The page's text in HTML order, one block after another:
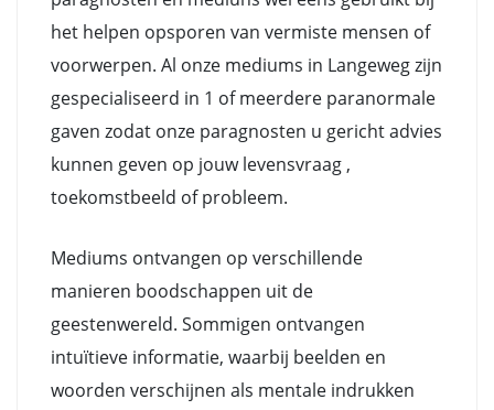
het helpen opsporen van vermiste mensen of
voorwerpen. Al onze mediums in Langeweg zijn
gespecialiseerd in 1 of meerdere paranormale
gaven zodat onze paragnosten u gericht advies
kunnen geven op jouw levensvraag ,
toekomstbeeld of probleem.
Mediums ontvangen op verschillende
manieren boodschappen uit de
geestenwereld. Sommigen ontvangen
intuïtieve informatie, waarbij beelden en
woorden verschijnen als mentale indrukken